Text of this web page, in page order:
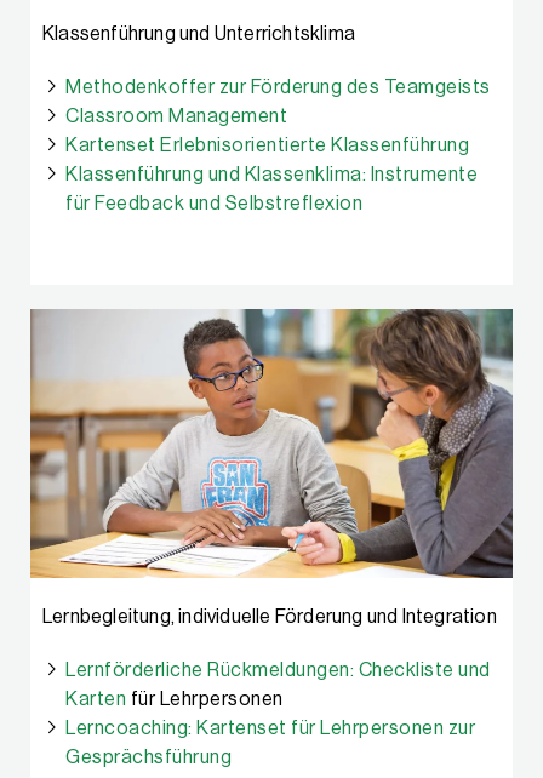
Klassenführung und Unterrichtsklima
Methodenkoffer zur Förderung des Teamgeists
Classroom Management
Kartenset Erlebnisorientierte Klassenführung
Klassenführung und Klassenklima: Instrumente
für Feedback und Selbstreflexion
Lernbegleitung, individuelle Förderung und Integration
Lernförderliche Rückmeldungen: Checkliste und
Karten für Lehrpersonen
Lerncoaching: Kartenset für Lehrpersonen zur
Gesprächsführung